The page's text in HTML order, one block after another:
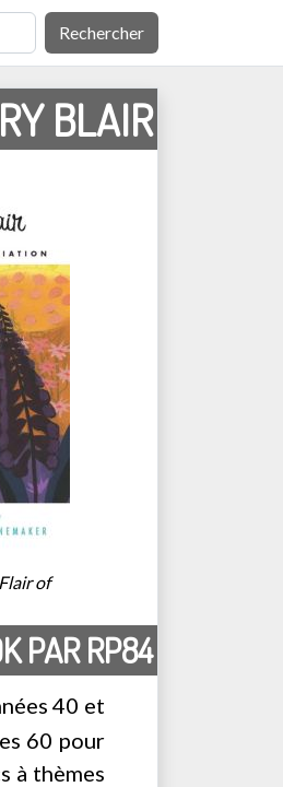
Rechercher
BLAIR
of
PAR RP84
40 et
60 pour
à thèmes